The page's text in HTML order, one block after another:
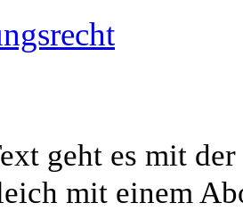
geht es mit
mit einem